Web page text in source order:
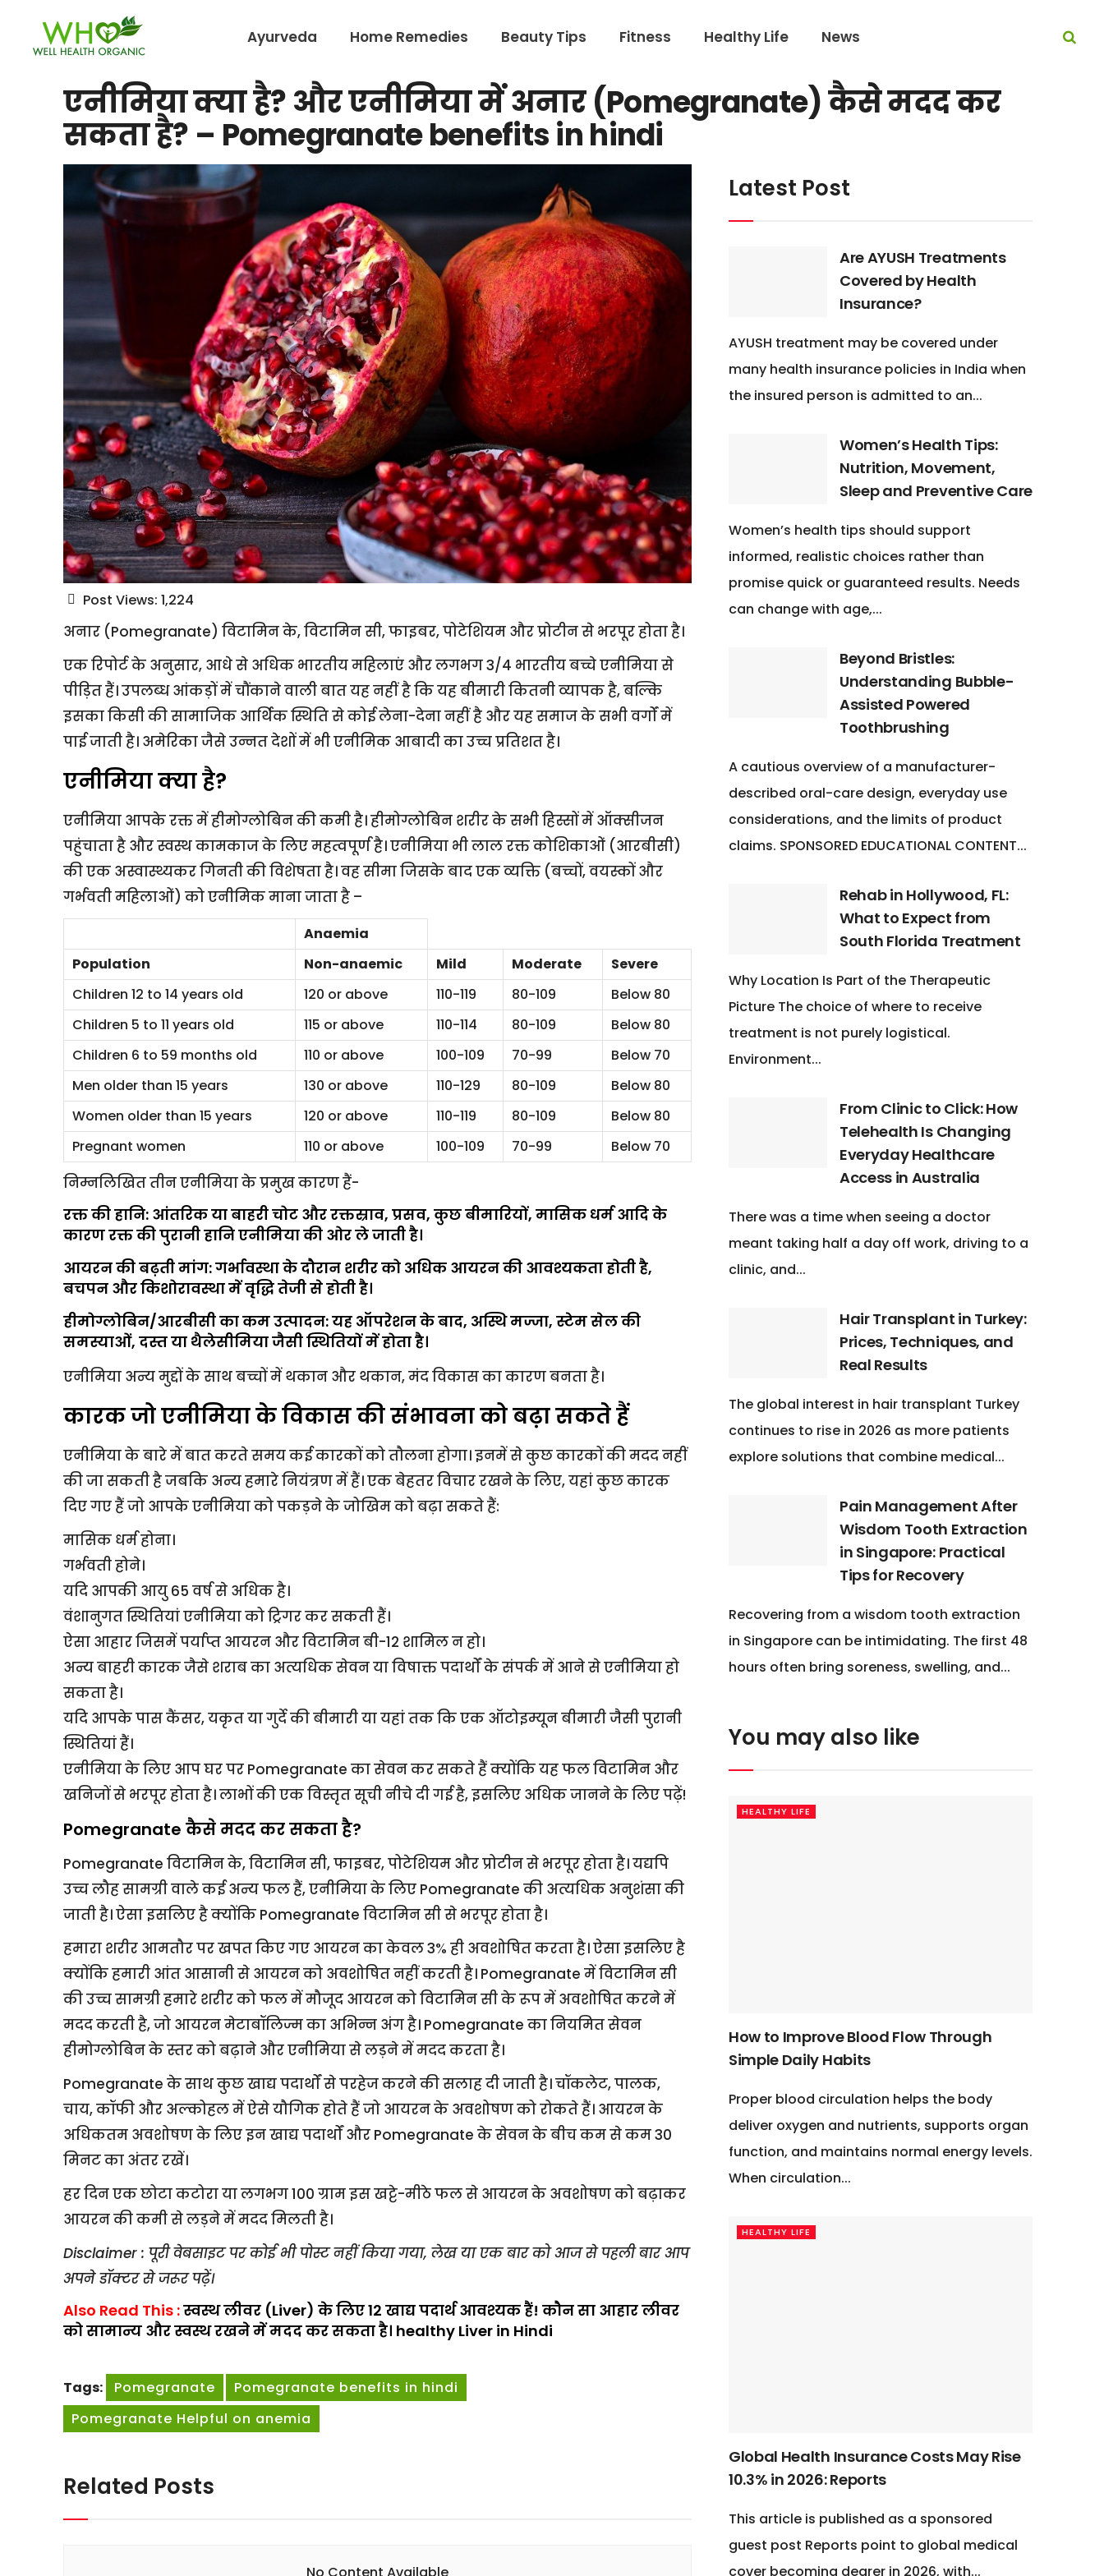
Ayurveda Home Remedies Beauty Tips Fitness Healthy Life News
एनीमिया क्या है? और एनीमिया में अनार (Pomegranate) कैसे मदद कर
सकता है? – Pomegranate benefits in hindi
Post Views: 1,224
अनार (Pomegranate) विटामिन के, विटामिन सी, फाइबर, पोटेशियम और प्रोटीन से भरपूर होता है।
एक रिपोर्ट के अनुसार, आधे से अधिक भारतीय महिलाएं और लगभग 3/4 भारतीय बच्चे एनीमिया से
पीड़ित हैं। उपलब्ध आंकड़ों में चौंकाने वाली बात यह नहीं है कि यह बीमारी कितनी व्यापक है, बल्कि
इसका किसी की सामाजिक आर्थिक स्थिति से कोई लेना-देना नहीं है और यह समाज के सभी वर्गों में
पाई जाती है। अमेरिका जैसे उन्नत देशों में भी एनीमिक आबादी का उच्च प्रतिशत है।
एनीमिया क्या है?
एनीमिया आपके रक्त में हीमोग्लोबिन की कमी है। हीमोग्लोबिन शरीर के सभी हिस्सों में ऑक्सीजन
पहुंचाता है और स्वस्थ कामकाज के लिए महत्वपूर्ण है। एनीमिया भी लाल रक्त कोशिकाओं (आरबीसी)
की एक अस्वास्थ्यकर गिनती की विशेषता है। वह सीमा जिसके बाद एक व्यक्ति (बच्चों, वयस्कों और
गर्भवती महिलाओं) को एनीमिक माना जाता है –
Anaemia
Population
Non-anaemic Mild Moderate
Severe
Children 12 to 14 years old
120 or above 110-119 80-109
Below 80
Children 5 to 11 years old
115 or above 110-114 80-109
Below 80
Children 6 to 59 months old
110 or above 100-109 70-99
Below 70
Men older than 15 years
130 or above 110-129 80-109
Below 80
Women older than 15 years
120 or above 110-119 80-109
Below 80
Pregnant women
110 or above 100-109 70-99 Below 70
निम्नलिखित तीन एनीमिया के प्रमुख कारण हैं-
रक्त की हानि: आंतरिक या बाहरी चोट और रक्तस्राव, प्रसव, कुछ बीमारियों, मासिक धर्म आदि के
कारण रक्त की पुरानी हानि एनीमिया की ओर ले जाती है।
आयरन की बढ़ती मांग: गर्भावस्था के दौरान शरीर को अधिक आयरन की आवश्यकता होती है,
बचपन और किशोरावस्था में वृद्धि तेजी से होती है।
हीमोग्लोबिन/आरबीसी का कम उत्पादन: यह ऑपरेशन के बाद, अस्थि मज्जा, स्टेम सेल की
समस्याओं, दस्त या थैलेसीमिया जैसी स्थितियों में होता है।
एनीमिया अन्य मुद्दों के साथ बच्चों में थकान और थकान, मंद विकास का कारण बनता है।
कारक जो एनीमिया के विकास की संभावना को बढ़ा सकते हैं
एनीमिया के बारे में बात करते समय कई कारकों को तौलना होगा। इनमें से कुछ कारकों की मदद नहीं
की जा सकती है जबकि अन्य हमारे नियंत्रण में हैं। एक बेहतर विचार रखने के लिए, यहां कुछ कारक
दिए गए हैं जो आपके एनीमिया को पकड़ने के जोखिम को बढ़ा सकते हैं:
मासिक धर्म होना।
गर्भवती होने।
यदि आपकी आयु 65 वर्ष से अधिक है।
वंशानुगत स्थितियां एनीमिया को ट्रिगर कर सकती हैं।
ऐसा आहार जिसमें पर्याप्त आयरन और विटामिन बी-12 शामिल न हो।
अन्य बाहरी कारक जैसे शराब का अत्यधिक सेवन या विषाक्त पदार्थों के संपर्क में आने से एनीमिया हो
सकता है।
यदि आपके पास कैंसर, यकृत या गुर्दे की बीमारी या यहां तक ​​कि एक ऑटोइम्यून बीमारी जैसी पुरानी
स्थितियां हैं।
एनीमिया के लिए आप घर पर Pomegranate का सेवन कर सकते हैं क्योंकि यह फल विटामिन और
खनिजों से भरपूर होता है। लाभों की एक विस्तृत सूची नीचे दी गई है, इसलिए अधिक जानने के लिए पढ़ें!
Pomegranate कैसे मदद कर सकता है?
Pomegranate विटामिन के, विटामिन सी, फाइबर, पोटेशियम और प्रोटीन से भरपूर होता है। यद्यपि
उच्च लौह सामग्री वाले कई अन्य फल हैं, एनीमिया के लिए Pomegranate की अत्यधिक अनुशंसा की
जाती है। ऐसा इसलिए है क्योंकि Pomegranate विटामिन सी से भरपूर होता है।
हमारा शरीर आमतौर पर खपत किए गए आयरन का केवल 3% ही अवशोषित करता है। ऐसा इसलिए है
क्योंकि हमारी आंत आसानी से आयरन को अवशोषित नहीं करती है। Pomegranate में विटामिन सी
की उच्च सामग्री हमारे शरीर को फल में मौजूद आयरन को विटामिन सी के रूप में अवशोषित करने में
मदद करती है, जो आयरन मेटाबॉलिज्म का अभिन्न अंग है। Pomegranate का नियमित सेवन
हीमोग्लोबिन के स्तर को बढ़ाने और एनीमिया से लड़ने में मदद करता है।
Pomegranate के साथ कुछ खाद्य पदार्थों से परहेज करने की सलाह दी जाती है। चॉकलेट, पालक,
चाय, कॉफी और अल्कोहल में ऐसे यौगिक होते हैं जो आयरन के अवशोषण को रोकते हैं। आयरन के
अधिकतम अवशोषण के लिए इन खाद्य पदार्थों और Pomegranate के सेवन के बीच कम से कम 30
मिनट का अंतर रखें।
हर दिन एक छोटा कटोरा या लगभग 100 ग्राम इस खट्टे-मीठे फल से आयरन के अवशोषण को बढ़ाकर
आयरन की कमी से लड़ने में मदद मिलती है।
Disclaimer : पूरी वेबसाइट पर कोई भी पोस्ट नहीं किया गया, लेख या एक बार को आज से पहली बार आप
अपने डॉक्टर से जरूर पढ़ें।
Also Read This :स्वस्थ लीवर (Liver) के लिए 12 खाद्य पदार्थ आवश्यक हैं! कौन सा आहार लीवर
को सामान्य और स्वस्थ रखने में मदद कर सकता है। healthy Liver in Hindi
Tags: Pomegranate
Pomegranate benefits in hindi
Pomegranate Helpful on anemia
Related Posts
Latest Post
Are AYUSH Treatments
Covered by Health
Insurance?
AYUSH treatment may be covered under
many health insurance policies in India when
the insured person is admitted to an...
Women’s Health Tips:
Nutrition, Movement,
Sleep and Preventive Care
Women’s health tips should support
informed, realistic choices rather than
promise quick or guaranteed results. Needs
can change with age,...
Beyond Bristles:
Understanding Bubble-
Assisted Powered
Toothbrushing
A cautious overview of a manufacturer-
described oral-care design, everyday use
considerations, and the limits of product
claims. SPONSORED EDUCATIONAL CONTENT...
Rehab in Hollywood, FL:
What to Expect from
South Florida Treatment
Why Location Is Part of the Therapeutic
Picture The choice of where to receive
treatment is not purely logistical.
Environment...
From Clinic to Click: How
Telehealth Is Changing
Everyday Healthcare
Access in Australia
There was a time when seeing a doctor
meant taking half a day off work, driving to a
clinic, and...
Hair Transplant in Turkey:
Prices, Techniques, and
Real Results
The global interest in hair transplant Turkey
continues to rise in 2026 as more patients
explore solutions that combine medical...
Pain Management After
Wisdom Tooth Extraction
in Singapore: Practical
Tips for Recovery
Recovering from a wisdom tooth extraction
in Singapore can be intimidating. The first 48
hours often bring soreness, swelling, and...
You may also like
HEALTHY LIFE
How to Improve Blood Flow Through
Simple Daily Habits
Proper blood circulation helps the body
deliver oxygen and nutrients, supports organ
function, and maintains normal energy levels.
When circulation...
HEALTHY LIFE
Global Health Insurance Costs May Rise
10.3% in 2026: Reports
This article is published as a sponsored
guest post Reports point to global medical
cover becoming dearer in 2026, with...